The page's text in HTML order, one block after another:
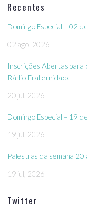
Recentes
Domingo Especial – 02
02 ago, 2026
Inscrições Abertas para
Rádio Fraternidade
20 jul, 2026
Domingo Especial – 19
19 jul, 2026
Palestras da semana
19 jul, 2026
Twitter